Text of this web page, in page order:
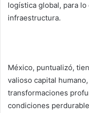
logística global, para
infraestructura.
México, puntualizó,
valioso capital
transformaciones
condiciones